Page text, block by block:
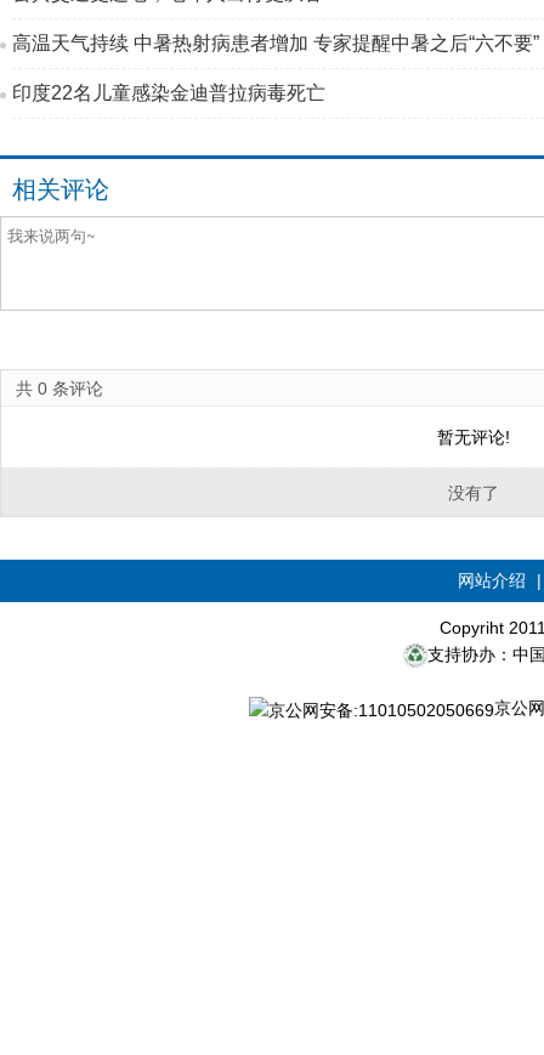
高温天气持续 中暑热射病患者增加 专家提醒中暑之后“六不要”
印度22名儿童感染金迪普拉病毒死亡
相关评论
共 0 条评论
暂无评论!
没有了
网站介绍
Copyriht
支持协办：中
京公